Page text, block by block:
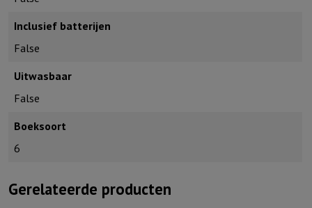
Inclusief batterijen
False
Uitwasbaar
False
Boeksoort
6
Gerelateerde producten